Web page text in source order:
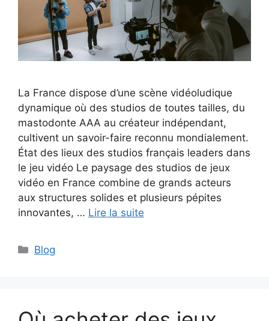
La France dispose d’une scène vidéoludique
dynamique où des studios de toutes tailles, du
mastodonte AAA au créateur indépendant,
cultivent un savoir-faire reconnu mondialement.
État des lieux des studios français leaders dans
le jeu vidéo Le paysage des studios de jeux
vidéo en France combine de grands acteurs
aux structures solides et plusieurs pépites
innovantes, … Lire la suite
Catégories
Blog